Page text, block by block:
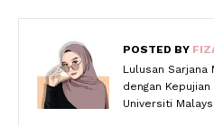
POSTED BY
Lulusan Sarjana
dengan
Universiti